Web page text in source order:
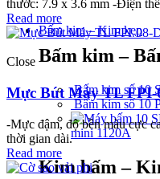
Bấm kim – Kim kẹp
Bấm kim –
Bấm kim số 10
Bấm kim số 10
mini 1120A
Kim bấm –
thước: 7.9 x 3.6 mm -Điện
Read more
Close
Mực Bút Máy TL FPI-
-Mực đậm, độ bền màu cực
thời gian dài.
Read more